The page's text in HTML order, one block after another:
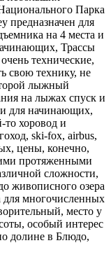
Парка
предназначен для
на 4 места и
Трассы
технические,
свою технику, не
лыжный
на лыжах спуск и
для начинающих,
то хоровод и
ski-fox, airbus,
цены, конечно,
протяженными
сложности,
живописного озера
для многочисленных
место у
особый интерес
долине в Блюдо,